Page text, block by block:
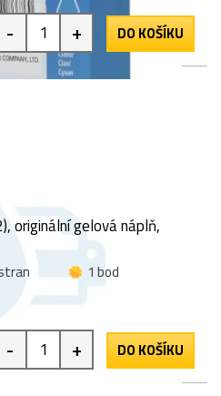
- + DO KOŠÍKU
originální gelová náplň,
1 bod
- + DO KOŠÍKU